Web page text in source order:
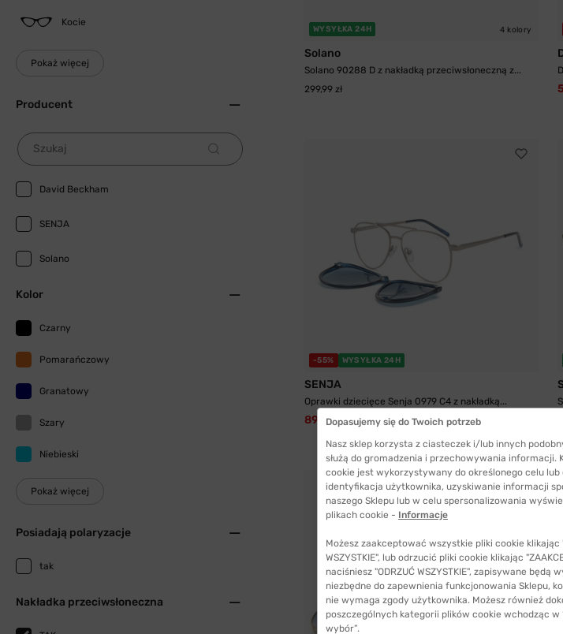
Kocie
Pokaż więcej
Producent
Szukaj
David Beckham
SENJA
Solano
Kolor
Czarny
Pomarańczowy
Granatowy
Szary
Niebieski
Pokaż więcej
Posiadają polaryzacje
tak
Nakładka przeciwsłoneczna
WYSYŁKA 24H 4 kolory
Solano
Solano 90288 D z nakładką przeciwsłoneczną z...
299,99 zł
-55% WYSYŁKA 24H
SENJA
Oprawki dziecięce Senja 0979 C4 z nakładką...
89,99 zł 199,99 zł
Dopasujemy się do Twoich potrzeb
Nasz sklep korzysta z ciasteczek i/lub innych
służą do gromadzenia i przechowywania informacji.
cookie jest wykorzystywany do określonego celu lub
identyfikacja użytkownika, uzyskiwanie informacji
naszego Sklepu lub w celu spersonalizowania
plikach cookie - Informacje
Możesz zaakceptować wszystkie pliki cookie klikając
WSZYSTKIE", lub odrzucić pliki cookie klikając
naciśniesz "ODRZUĆ WSZYSTKIE", zapisywane będą
niezbędne do zapewnienia funkcjonowania Sklepu,
nie wymaga zgody użytkownika. Możesz również
poszczególnych kategorii plików cookie wchodząc w
wybór”.